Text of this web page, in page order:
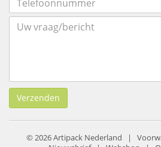
Verzenden
© 2026 Artipack Nederland |